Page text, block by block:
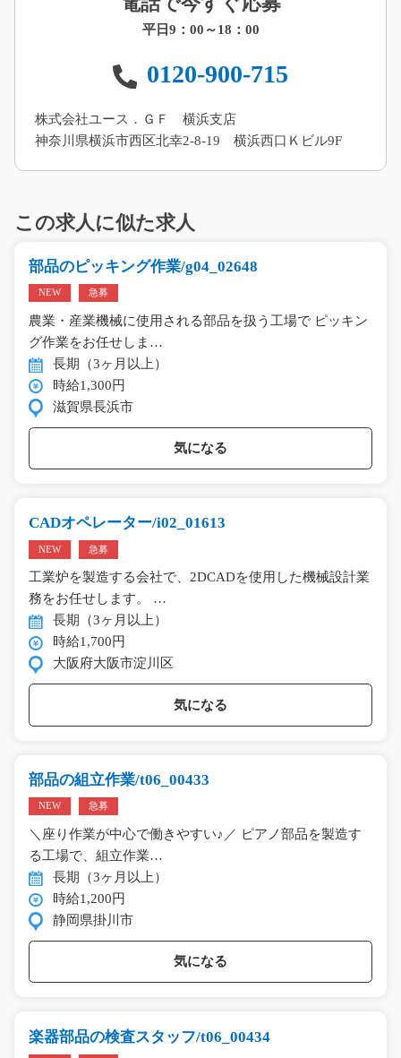
平日9：00～18：00
0120-900-715
株式会社ユース．ＧＦ 横浜支店
神奈川県横浜市西区北幸2-8-19 横浜西口Ｋビル9F
この求人に似た求人
部品のピッキング作業/g04_02648
NEW 急募
農業・産業機械に使用される部品を扱う工場で ピッキン
グ作業をお任せしま…
長期（3ヶ月以上）
時給1,300円
滋賀県長浜市
気になる
CADオペレーター/i02_01613
NEW 急募
工業炉を製造する会社で、2DCADを使用した機械設計業
務をお任せします。 …
長期（3ヶ月以上）
時給1,700円
大阪府大阪市淀川区
気になる
部品の組立作業/t06_00433
NEW 急募
＼座り作業が中心で働きやすい♪／ ピアノ部品を製造す
る工場で、組立作業…
長期（3ヶ月以上）
時給1,200円
静岡県掛川市
気になる
楽器部品の検査スタッフ/t06_00434